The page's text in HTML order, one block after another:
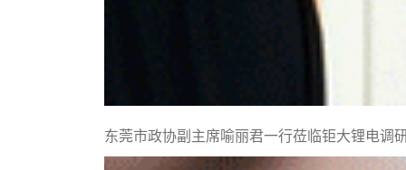
东莞市政协副主席喻丽君一行莅临钜大锂电调